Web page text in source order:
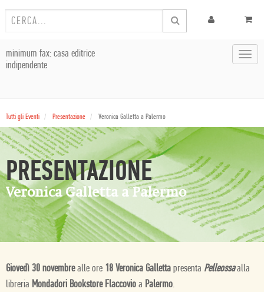
minimum fax: casa editrice
indipendente
Tutti gli Eventi Presentazione Veronica Galletta a Palermo
PRESENTAZIONE
Veronica Galletta a Palermo
Giovedì 30 novembrealle ore 18 Veronica Galletta presenta Pelleossaalla
libreria Mondadori Bookstore Flaccovio a Palermo.